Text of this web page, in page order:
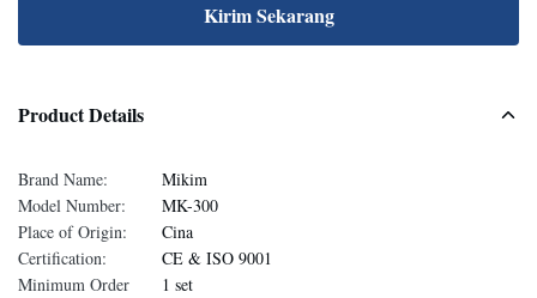
Kirim Sekarang
Product Details
Brand Name:
Mikim
Model Number:
MK-300
Place of Origin:
Cina
Certification:
CE & ISO 9001
Minimum Order
1 set